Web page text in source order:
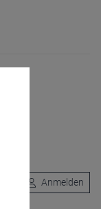
Anmelden